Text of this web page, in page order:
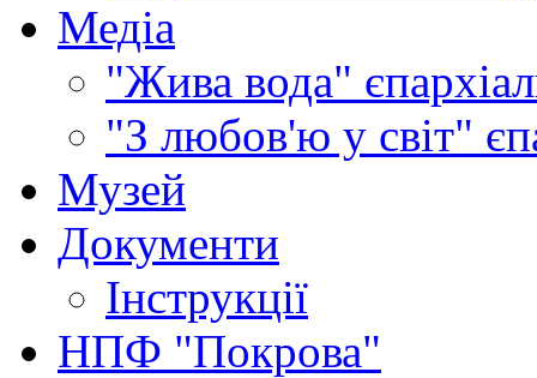
Медіа
"Жива вода"
"З любов'ю у світ"
Музей
Документи
Інструкції
НПФ "Покрова"